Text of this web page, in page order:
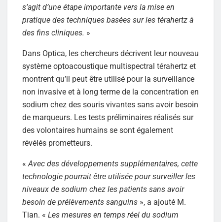
s’agit d’une étape importante vers la mise en
pratique des techniques basées sur les térahertz à
des fins cliniques. »
Dans Optica, les chercheurs décrivent leur nouveau
système optoacoustique multispectral térahertz et
montrent qu’il peut être utilisé pour la surveillance
non invasive et à long terme de la concentration en
sodium chez des souris vivantes sans avoir besoin
de marqueurs. Les tests préliminaires réalisés sur
des volontaires humains se sont également
révélés prometteurs.
« Avec des développements supplémentaires, cette
technologie pourrait être utilisée pour surveiller les
niveaux de sodium chez les patients sans avoir
besoin de prélèvements sanguins », a ajouté M.
Tian. « Les mesures en temps réel du sodium